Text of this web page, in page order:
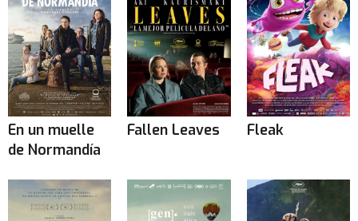
En un muelle
de Normandía
Fallen Leaves Fleak